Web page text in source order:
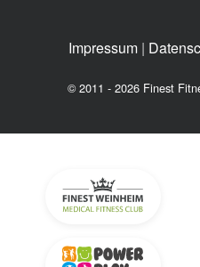
Impressum|
© 2011 - 2026 Finest